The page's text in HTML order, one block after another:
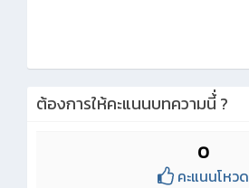
ต้องการให้คะแนนบทความนี้่ ?
0
คะแนนโหวด